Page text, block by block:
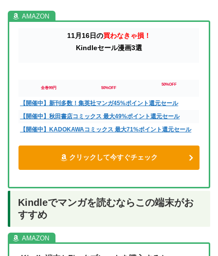
11月16日の買わなきゃ損！
Kindleセール漫画3選
全巻99円 50%OFF
50%OFF
【開催中】新刊多数！集英社マンガ45%ポイント還元セール
【開催中】秋田書店コミックス 最大49%ポイント還元セール
【開催中】KADOKAWAコミックス 最大71%ポイント還元セール
クリックして今すぐチェック
Kindleでマンガを読むならこの端末がお
すすめ